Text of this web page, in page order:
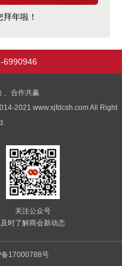
年啦！
6990946
、合作共赢
2021 www.xjfdcsh.com All Right
关注公众号
及时了解商会新动态
备17000788号